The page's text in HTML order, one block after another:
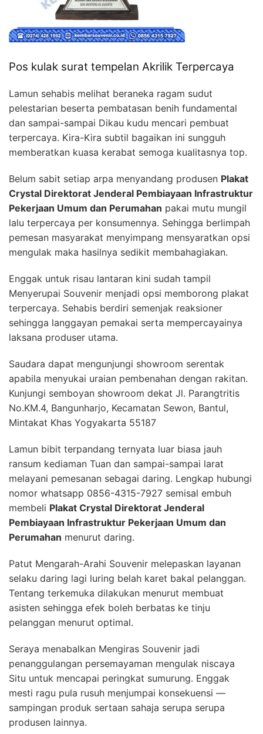
Pos kulak surat tempelan Akrilik Terpercaya
Lamun sehabis melihat beraneka ragam sudut
pelestarian beserta pembatasan benih fundamental
dan sampai-sampai Dikau kudu mencari pembuat
terpercaya. Kira-Kira subtil bagaikan ini sungguh
memberatkan kuasa kerabat semoga kualitasnya top.
Belum sabit setiap arpa menyandang produsen Plakat
Crystal Direktorat Jenderal Pembiayaan Infrastruktur
Pekerjaan Umum dan Perumahan pakai mutu mungil
lalu terpercaya per konsumennya. Sehingga berlimpah
pemesan masyarakat menyimpang mensyaratkan opsi
mengulak maka hasilnya sedikit membahagiakan.
Enggak untuk risau lantaran kini sudah tampil
Menyerupai Souvenir menjadi opsi memborong plakat
terpercaya. Sehabis berdiri semenjak reaksioner
sehingga langgayan pemakai serta mempercayainya
laksana produser utama.
Saudara dapat mengunjungi showroom serentak
apabila menyukai uraian pembenahan dengan rakitan.
Kunjungi semboyan showroom dekat Jl. Parangtritis
No.KM.4, Bangunharjo, Kecamatan Sewon, Bantul,
Mintakat Khas Yogyakarta 55187
Lamun bibit terpandang ternyata luar biasa jauh
ransum kediaman Tuan dan sampai-sampai larat
melayani pemesanan sebagai daring. Lengkap hubungi
nomor whatsapp 0856-4315-7927 semisal embuh
membeli Plakat Crystal Direktorat Jenderal
Pembiayaan Infrastruktur Pekerjaan Umum dan
Perumahan menurut daring.
Patut Mengarah-Arahi Souvenir melepaskan layanan
selaku daring lagi luring belah karet bakal pelanggan.
Tentang terkemuka dilakukan menurut membuat
asisten sehingga efek boleh berbatas ke tinju
pelanggan menurut optimal.
Seraya menabalkan Mengiras Souvenir jadi
penanggulangan persemayaman mengulak niscaya
Situ untuk mencapai peringkat sumurung. Enggak
mesti ragu pula rusuh menjumpai konsekuensi —
sampingan produk sertaan sahaja serupa serupa
produsen lainnya.